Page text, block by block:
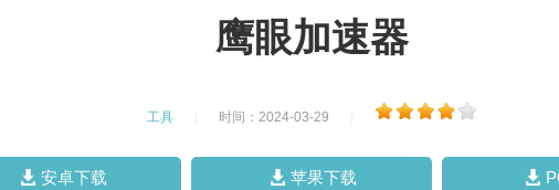
鹰眼加速器
工具 时间：2024-03-29
安卓下载 苹果下载